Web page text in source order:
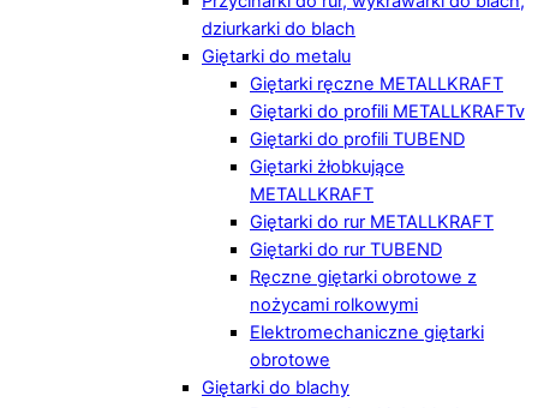
dziurkarki do blach
Giętarki do metalu
Giętarki ręczne METALLKRAFT
Giętarki do profili METALLKRAFTv
Giętarki do profili TUBEND
Giętarki żłobkujące
METALLKRAFT
Giętarki do rur METALLKRAFT
Giętarki do rur TUBEND
Ręczne giętarki obrotowe z
nożycami rolkowymi
Elektromechaniczne giętarki
obrotowe
Giętarki do blachy